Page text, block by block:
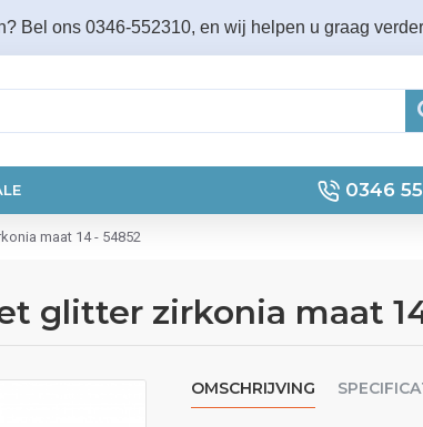
Bel ons 0346-552310, en wij helpen u graag
0346
maat 14 - 54852
glitter zirkonia maat
OMSCHRIJVING